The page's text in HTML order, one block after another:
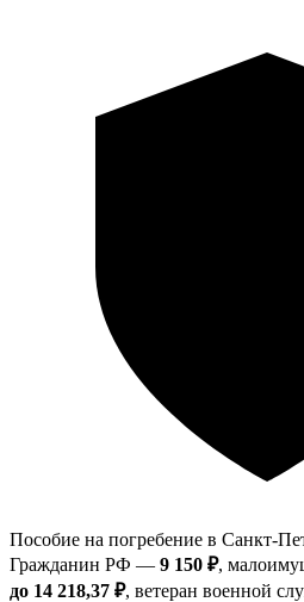
Пособие на погребение в
Гражданин РФ — 9 150 ₽,
до 14 218,37 ₽, ветеран военной